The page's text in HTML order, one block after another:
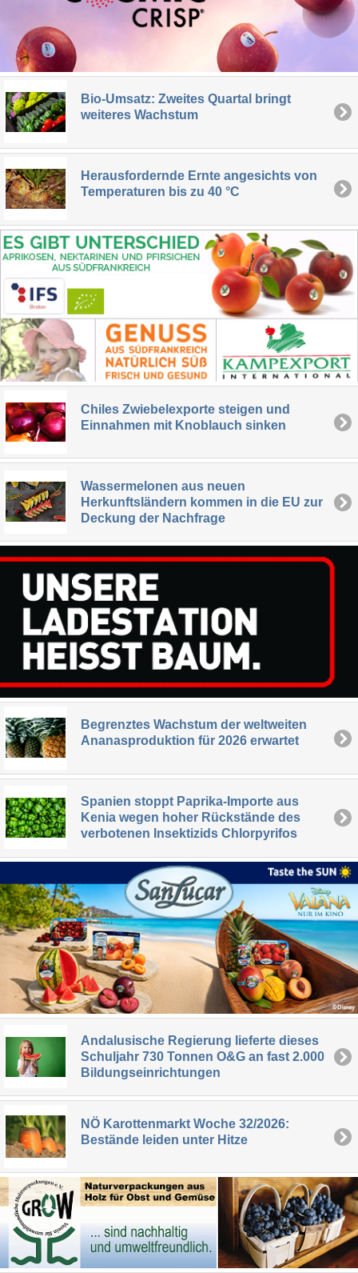
Bio-Umsatz: Zweites Quartal bringt
weiteres Wachstum
Herausfordernde Ernte angesichts von
Temperaturen bis zu 40 °C
Chiles Zwiebelexporte steigen und
Einnahmen mit Knoblauch sinken
Wassermelonen aus neuen
Herkunftsländern kommen in die EU zur
Deckung der Nachfrage
Begrenztes Wachstum der weltweiten
Ananasproduktion für 2026 erwartet
Spanien stoppt Paprika-Importe aus
Kenia wegen hoher Rückstände des
verbotenen Insektizids Chlorpyrifos
Andalusische Regierung lieferte dieses
Schuljahr 730 Tonnen O&G an fast 2.000
Bildungseinrichtungen
NÖ Karottenmarkt Woche 32/2026:
Bestände leiden unter Hitze